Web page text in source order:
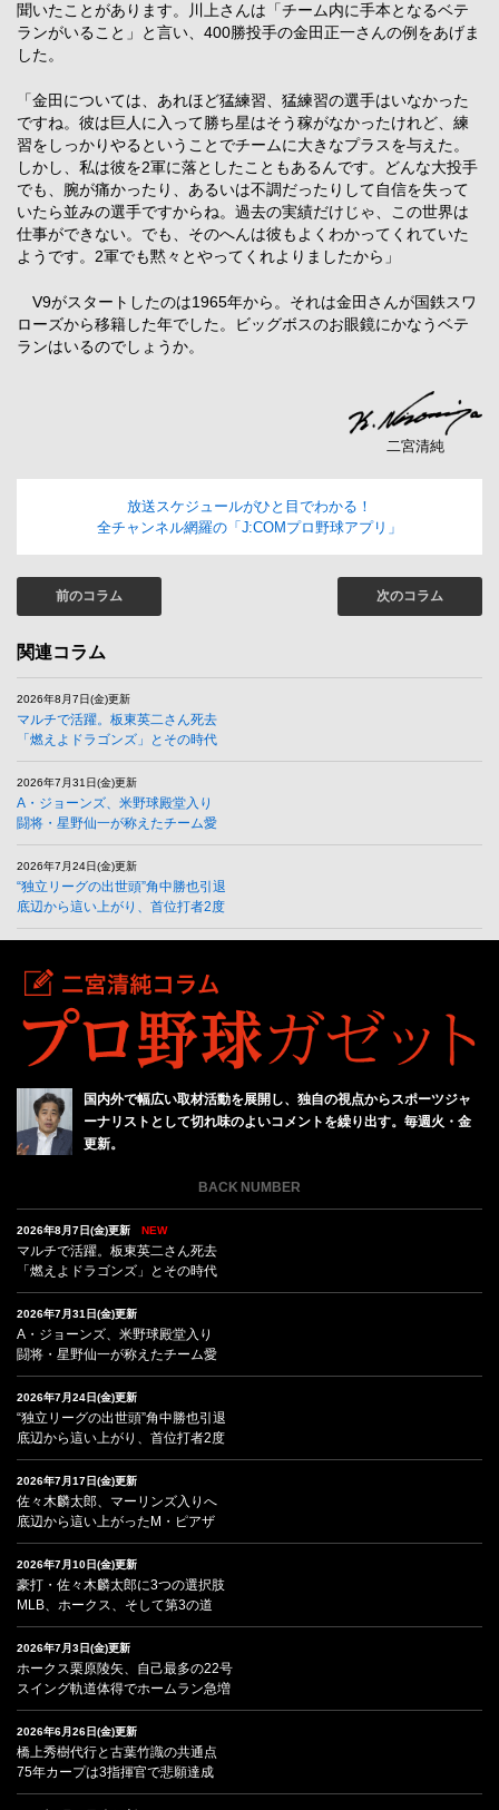
聞いたことがあります。川上さんは「チーム内に手本となるベテ
ランがいること」と言い、400勝投手の金田正一さんの例をあげま
した。
「金田については、あれほど猛練習、猛練習の選手はいなかった
ですね。彼は巨人に入って勝ち星はそう稼がなかったけれど、練
習をしっかりやるということでチームに大きなプラスを与えた。
しかし、私は彼を2軍に落としたこともあるんです。どんな大投手
でも、腕が痛かったり、あるいは不調だったりして自信を失って
いたら並みの選手ですからね。過去の実績だけじゃ、この世界は
仕事ができない。でも、そのへんは彼もよくわかってくれていた
ようです。2軍でも黙々とやってくれよりましたから」
V9がスタートしたのは1965年から。それは金田さんが国鉄スワ
ローズから移籍した年でした。ビッグボスのお眼鏡にかなうベテ
ランはいるのでしょうか。
二宮清純
放送スケジュールがひと目でわかる！
全チャンネル網羅の「J:COMプロ野球アプリ」
前のコラム 次のコラム
関連コラム
2026年8月7日(金)更新
マルチで活躍。板東英二さん死去
「燃えよドラゴンズ」とその時代
2026年7月31日(金)更新
A・ジョーンズ、米野球殿堂入り
闘将・星野仙一が称えたチーム愛
2026年7月24日(金)更新
“独立リーグの出世頭”角中勝也引退
底辺から這い上がり、首位打者2度
国内外で幅広い取材活動を展開し、独自の視点からスポーツジャ
ーナリストとして切れ味のよいコメントを繰り出す。毎週火・金
更新。
BACK NUMBER
2026年8月7日(金)更新 NEW
マルチで活躍。板東英二さん死去
「燃えよドラゴンズ」とその時代
2026年7月31日(金)更新
A・ジョーンズ、米野球殿堂入り
闘将・星野仙一が称えたチーム愛
2026年7月24日(金)更新
“独立リーグの出世頭”角中勝也引退
底辺から這い上がり、首位打者2度
2026年7月17日(金)更新
佐々木麟太郎、マーリンズ入りへ
底辺から這い上がったM・ピアザ
2026年7月10日(金)更新
豪打・佐々木麟太郎に3つの選択肢
MLB、ホークス、そして第3の道
2026年7月3日(金)更新
ホークス栗原陵矢、自己最多の22号
スイング軌道体得でホームラン急増
2026年6月26日(金)更新
橋上秀樹代行と古葉竹識の共通点
75年カープは3指揮官で悲願達成